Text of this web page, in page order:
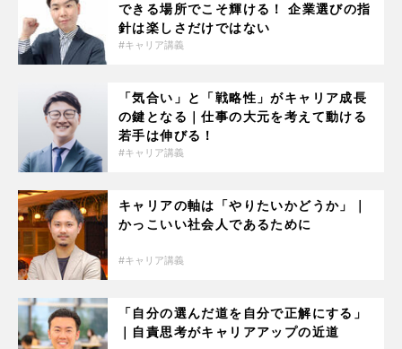
できる場所でこそ輝ける！ 企業選びの指
針は楽しさだけではない
キャリア講義
「気合い」と「戦略性」がキャリア成長
の鍵となる｜仕事の大元を考えて動ける
若手は伸びる！
キャリア講義
キャリアの軸は「やりたいかどうか」｜
かっこいい社会人であるために
キャリア講義
「自分の選んだ道を自分で正解にする」
｜自責思考がキャリアアップの近道